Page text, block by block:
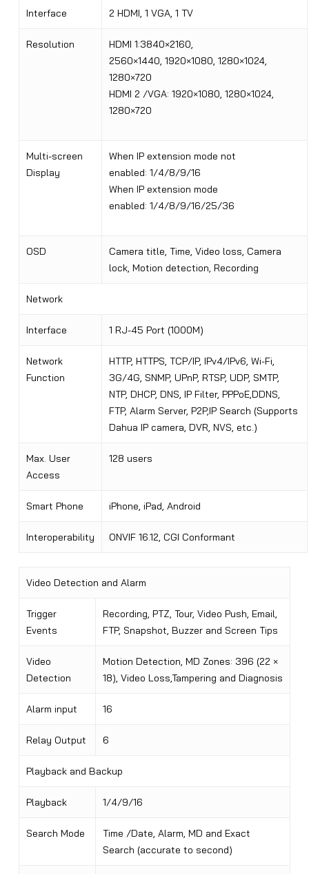
Interface 2 HDMI, 1 VGA, 1 TV
Resolution
HDMI 1:3840×2160,
2560×1440, 1920×1080, 1280×1024,
1280×720
HDMI 2 /VGA: 1920×1080, 1280×1024,
1280×720
Multi-screen
Display
When IP extension mode not
enabled: 1/4/8/9/16
When IP extension mode
enabled: 1/4/8/9/16/25/36
OSD
Camera title, Time, Video loss, Camera
lock, Motion detection, Recording
Network
Interface 1 RJ-45 Port (1000M)
Network
Function
HTTP, HTTPS, TCP/IP, IPv4/IPv6, Wi-Fi,
3G/4G, SNMP, UPnP, RTSP, UDP, SMTP,
NTP, DHCP, DNS, IP Filter, PPPoE,DDNS,
FTP, Alarm Server, P2P,IP Search (Supports
Dahua IP camera, DVR, NVS, etc.)
Max. User
Access
128 users
Smart Phone iPhone, iPad, Android
Interoperability ONVIF 16.12, CGI Conformant
Video Detection and Alarm
Trigger
Events
Recording, PTZ, Tour, Video Push, Email,
FTP, Snapshot, Buzzer and Screen Tips
Video
Detection
Motion Detection, MD Zones: 396 (22 ×
18), Video Loss,Tampering and Diagnosis
Alarm input 16
Relay Output 6
Playback and Backup
Playback 1/4/9/16
Search Mode
Time /Date, Alarm, MD and Exact
Search (accurate to second)